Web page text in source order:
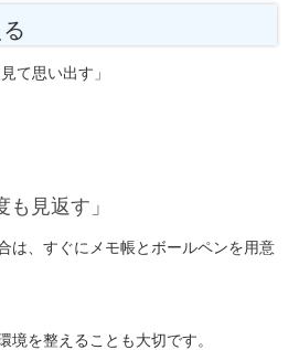
て思い出す」
見返す」
は、すぐにメモ帳とボールペンを用意
境を整えることも大切です。